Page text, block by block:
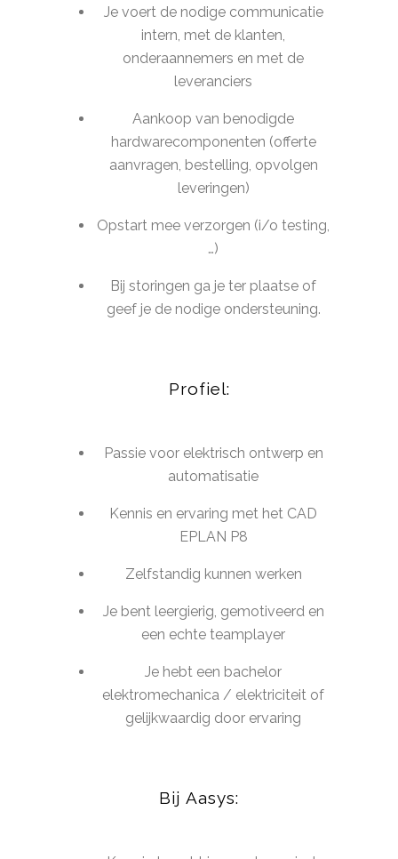
Je voert de nodige communicatie
intern, met de klanten,
onderaannemers en met de
leveranciers
Aankoop van benodigde
hardwarecomponenten (offerte
aanvragen, bestelling, opvolgen
leveringen)
Opstart mee verzorgen (i/o testing,
…)
Bij storingen ga je ter plaatse of
geef je de nodige ondersteuning.
Profiel:
Passie voor elektrisch ontwerp en
automatisatie
Kennis en ervaring met het CAD
EPLAN P8
Zelfstandig kunnen werken
Je bent leergierig, gemotiveerd en
een echte teamplayer
Je hebt een bachelor
elektromechanica / elektriciteit of
gelijkwaardig door ervaring
Bij Aasys: